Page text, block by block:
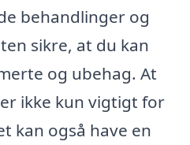
behandlinger og
sikre, at du kan
og ubehag. At
ikke kun vigtigt for
kan også have en